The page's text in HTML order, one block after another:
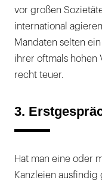
vor großen
international
Mandaten selten
ihrer oftmals hohen
recht teuer.
3.
Hat man eine oder
Kanzleien ausfindig